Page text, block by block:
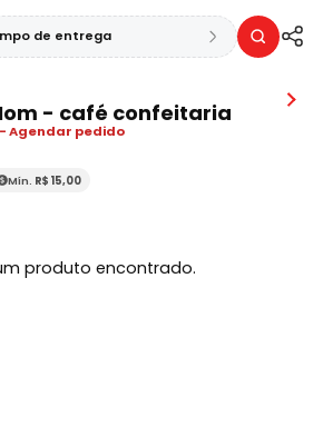
de entrega
- café confeitaria
-Agendar pedido
Mín. R$ 15,00
produto encontrado.